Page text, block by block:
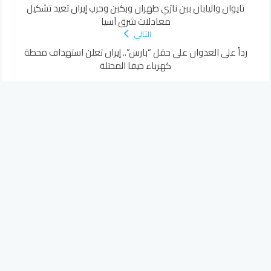
تايوان واليابان بين نارَي طهران وبكين وحرب إيران تعيد تشكيل
معادلات شرق آسيا
التالي
رداً على العدوان على حقل “بارس”.. إيران تعلن استهداف محطة
كهرباء حيفا المحتلة